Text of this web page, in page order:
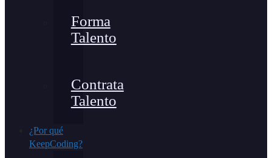
Forma
Talento
Contrata
Talento
¿Por qué
KeepCoding?